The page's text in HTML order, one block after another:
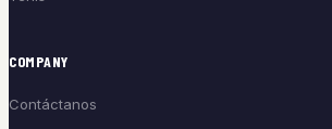
COMPANY
Contáctanos